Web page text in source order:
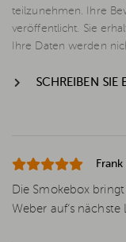
teilzunehmen. Ihre
veröffentlicht. Sie
Ihre Daten werden
SCHREIBEN SIE
Frank
Die Smokebox
Weber auf‘s nächste